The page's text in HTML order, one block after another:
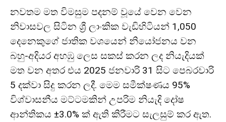
නවතම මත විමසුම පදනම් වූයේ වෙන වෙන
නිවාසවල සිටින ශ්‍රී ලාංකික වැඩිහිටියන් 1,050
දෙනෙකුගේ ජාතික වශයෙන් නියෝජනය වන
බහු-අදියර අහඹු ලෙස සකස් කරන ලද නියැදියක්
මත වන අතර එය 2025 ජනවාරි 31 සිට පෙබරවාරි
5 දක්වා සිදු කරන ලදී. මෙම සමීක්ෂණය 95%
විශ්වාසනීය මට්ටමකින් උපරිම නියැදි දෝෂ
ආන්තිකය ±3.0% ක් ඇති කිරීමට සැලසුම් කර ඇත.